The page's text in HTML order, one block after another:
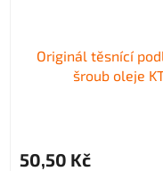
Originál těsnící
šroub oleje
50,50 Kč